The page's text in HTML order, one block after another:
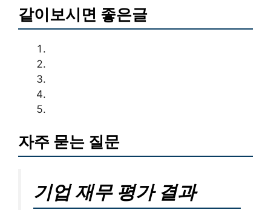
같이보시면 좋은글
자주 묻는 질문
기업 재무 평가 결과